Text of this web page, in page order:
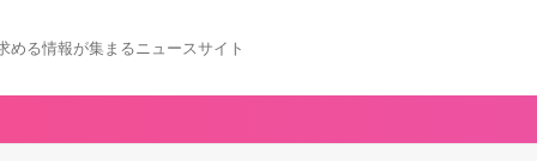
める情報が集まるニュースサイト